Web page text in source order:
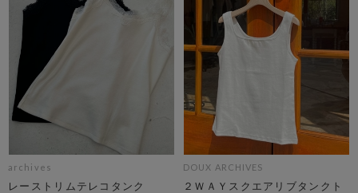
archives
レーストリムテレコタンク
DOUX ARCHIVES
２ＷＡＹスクエアリブタンクト